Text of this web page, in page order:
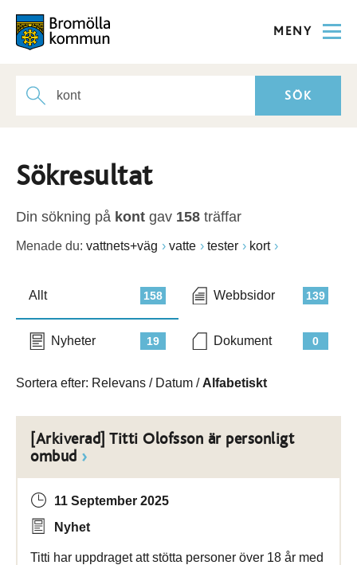
MENY
Sökresultat
Din sökning på kont gav 158 träffar
Menade du: vattnets+väg vatte tester kort
158
Allt 139
Webbsidor
19
Nyheter 0
Dokument
Sortera efter: Relevans / Datum / Alfabetiskt
[Arkiverad] Titti Olofsson är personligt
ombud
11 September 2025
Nyhet
Titti har uppdraget att stötta personer över 18 år med